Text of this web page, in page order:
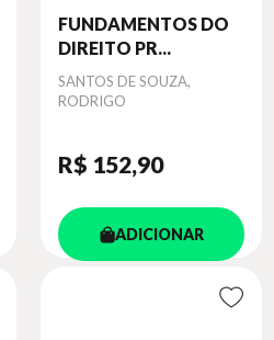
FUNDAMENTOS DO
DIREITO PR...
Autor
SANTOS DE SOUZA,
RODRIGO
R$ 152,90
ADICIONAR